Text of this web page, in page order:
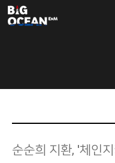
순순희 지환, '체인